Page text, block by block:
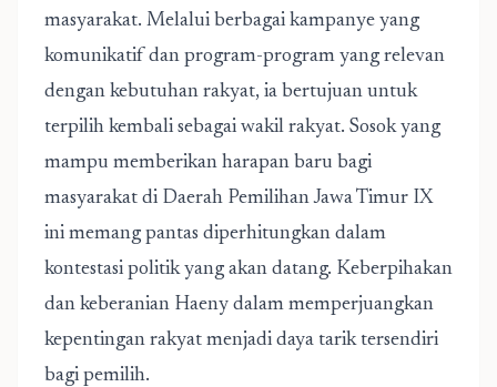
masyarakat. Melalui berbagai kampanye yang
komunikatif dan program-program yang relevan
dengan kebutuhan rakyat, ia bertujuan untuk
terpilih kembali sebagai wakil rakyat. Sosok yang
mampu memberikan harapan baru bagi
masyarakat di Daerah Pemilihan Jawa Timur IX
ini memang pantas diperhitungkan dalam
kontestasi politik yang akan datang. Keberpihakan
dan keberanian Haeny dalam memperjuangkan
kepentingan rakyat menjadi daya tarik tersendiri
bagi pemilih.